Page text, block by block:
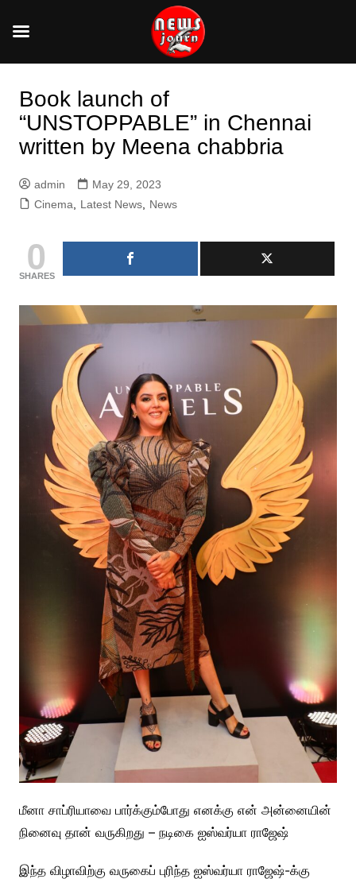
content
Book launch of
“UNSTOPPABLE” in Chennai
written by Meena chabbria
admin
May 29, 2023
Cinema
Latest News, News
0
SHARES
மீனா சாப்ரியாவை பார்க்கும்போது எனக்கு என் அன்னையின்
நினைவு தான் வருகிறது – நடிகை ஐஸ்வர்யா ராஜேஷ்
இந்த விழாவிற்கு வருகைப் புரிந்த ஐஸ்வர்யா ராஜேஷ்-க்கு